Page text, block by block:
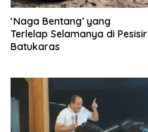
‘Naga Bentang’ yang
Terlelap Selamanya di Pesisir
Batukaras